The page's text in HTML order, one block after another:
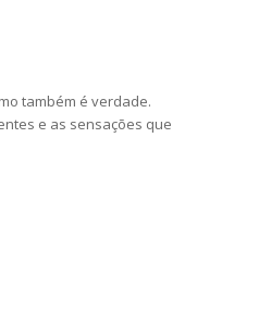
também é verdade.
e as sensações que